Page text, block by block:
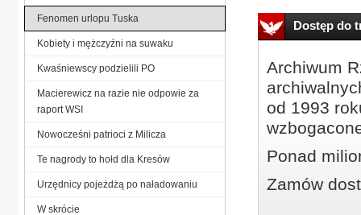
Dostęp do
Archiwum
od 1993
Ponad
Zamów
Fenomen urlopu Tuska
Kobiety i mężczyźni na suwaku
Kwaśniewscy podzielili PO
Macierewicz na razie nie odpowie za
raport WSI
Nowocześni patrioci z Milicza
Te nagrody to hołd dla Kresów
Urzędnicy pojeżdżą po naładowaniu
W skrócie